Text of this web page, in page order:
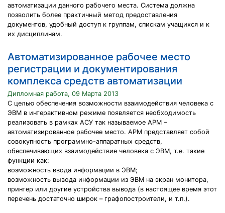
автоматизации данного рабочего места. Система должна
позволить более практичный метод предоставления
документов, удобный доступ к группам, спискам учащихся и к
их дисциплинам.
Автоматизированное рабочее место
регистрации и документирования
комплекса средств автоматизации
Дипломная работа, 09 Марта 2013
С целью обеспечения возможности взаимодействия человека с
ЭВМ в интерактивном режиме появляется необходимость
реализовать в рамках АСУ так называемое АРМ –
автоматизированное рабочее место. АРМ представляет собой
совокупность программно-аппаратных средств,
обеспечивающих взаимодействие человека с ЭВМ, т.е. такие
функции как:
возможность ввода информации в ЭВМ;
возможность вывода информации из ЭВМ на экран монитора,
принтер или другие устройства вывода (в настоящее время этот
перечень достаточно широк – графопостроители, и т.п.).